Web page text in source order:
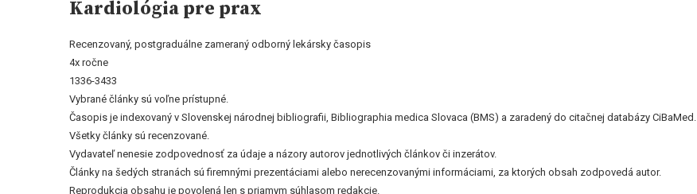
Kardiológia pre prax
Recenzovaný, postgraduálne zameraný odborný lekársky časopis
4x ročne
1336-3433
Vybrané články sú voľne prístupné.
Časopis je indexovaný v Slovenskej národnej bibliografii, Bibliographia medica Slovaca (BMS) a zaradený do citačnej databázy CiBaMed.
Všetky články sú recenzované.
Vydavateľ nenesie zodpovednosť za údaje a názory autorov jednotlivých článkov či inzerátov.
Články na šedých stranách sú firemnými prezentáciami alebo nerecenzovanými informáciami, za ktorých obsah zodpovedá autor.
Reprodukcia obsahu je povolená len s priamym súhlasom redakcie.